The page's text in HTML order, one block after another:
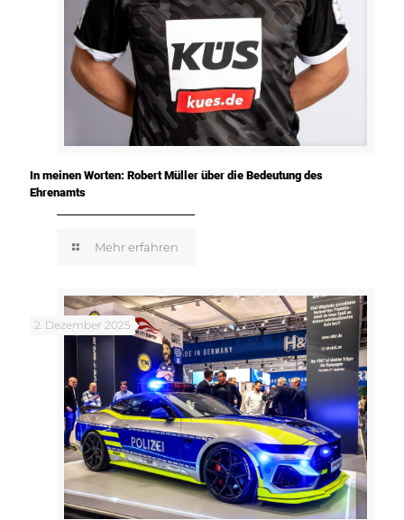
In meinen Worten: Robert Müller über die Bedeutung des
Ehrenamts
Mehr erfahren
2. Dezember 2025